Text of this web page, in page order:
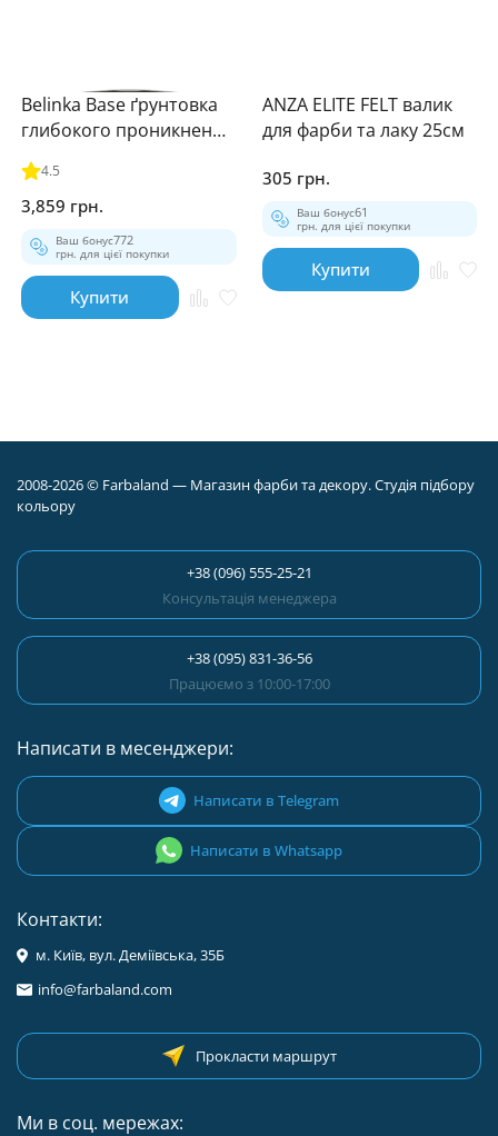
Belinka Base ґрунтовка
глибокого проникнення
для деревини 10л
4.5
3,859 грн.
Ваш бонус772
грн. для цієї покупки
Купити
ANZA ELITE FELT валик
для фарби та лаку 25см
305 грн.
Ваш бонус61
грн. для цієї покупки
Купити
2008-2026 © Farbaland — Магазин фарби та декору. Студія підбору
кольору
+38 (096) 555-25-21
Консультація менеджера
+38 (095) 831-36-56
Працюємо з 10:00-17:00
Написати в месенджери:
Написати в Telegram
Написати в Whatsapp
Контакти:
м. Київ, вул. Деміївська, 35Б
info@farbaland.com
Прокласти маршрут
Ми в соц. мережах: